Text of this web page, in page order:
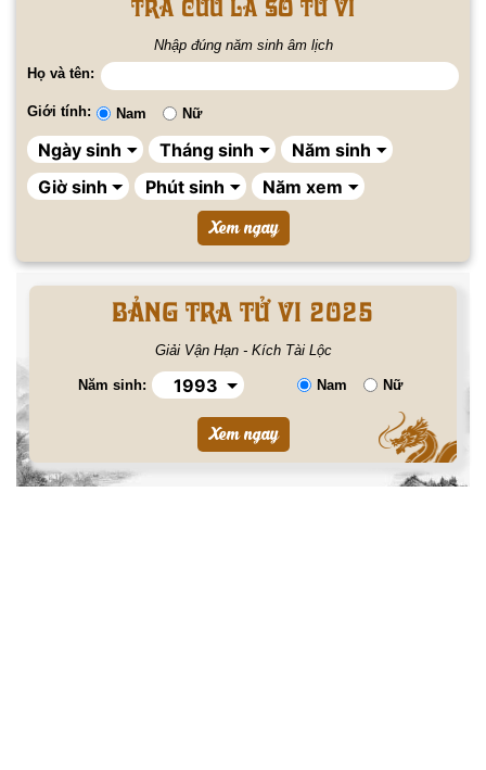
Tra cứu lá số tử vi
Nhập đúng năm sinh âm lịch
Họ và tên:
Giới tính: Nam Nữ
BẢNG TRA TỬ VI 2025
Giải Vận Hạn - Kích Tài Lộc
Năm sinh: Nam Nữ